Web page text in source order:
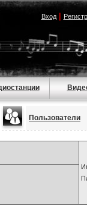
Вход|
Пользователи